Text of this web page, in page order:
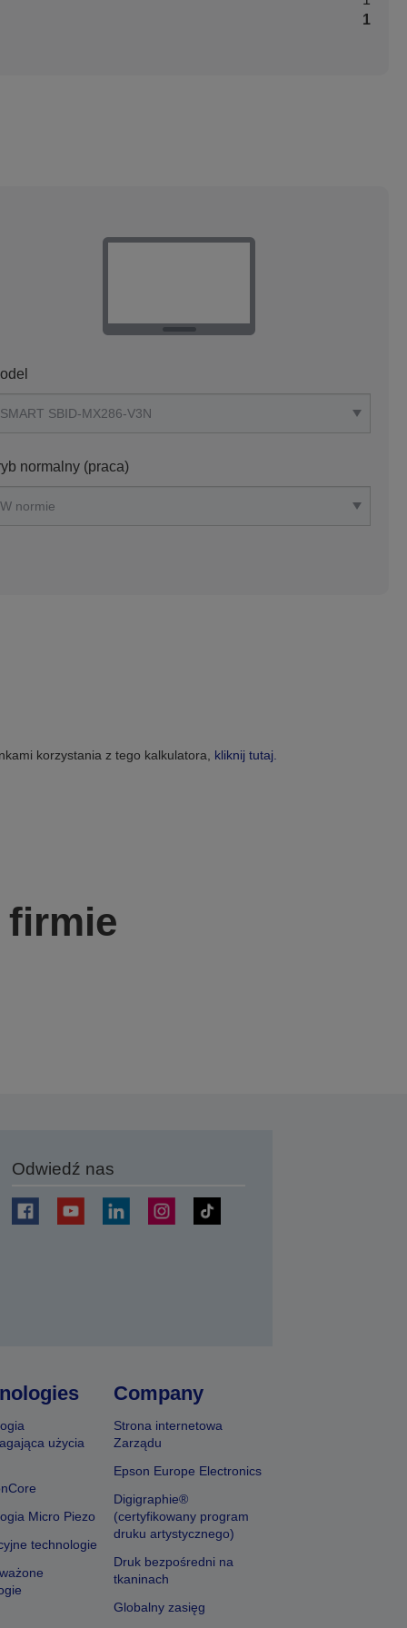
1
normalny (praca)
korzystania z tego kalkulatora, kliknij tutaj.
firmie
Odwiedź nas
użycia
Micro Piezo
technologie
Company
Strona internetowa
Zarządu
Epson Europe Electronics
Digigraphie®
(certyfikowany program
druku artystycznego)
Druk bezpośredni na
tkaninach
Globalny zasięg